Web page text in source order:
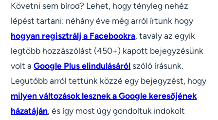
Követni sem bírod? Lehet, hogy tényleg nehéz
lépést tartani: néhány éve még arról írtunk hogy
hogyan regisztrálj a Facebookra, tavaly az egyik
legtöbb hozzászólást (450+) kapott bejegyzésünk
volt aGoogle Plus elindulásáról szóló írásunk.
Legutóbb arról tettünk közzé egy bejegyzést, hogy
milyen változások lesznek a Google keresőjének
házatáján, és így most úgy gondoltuk indokolt